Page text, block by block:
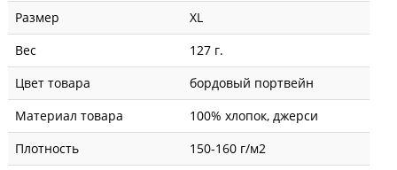
Размер
XL
Вес
127 г.
Цвет товара
бордовый портвейн
Материал товара
100% хлопок, джерси
Плотность
150-160 г/м2